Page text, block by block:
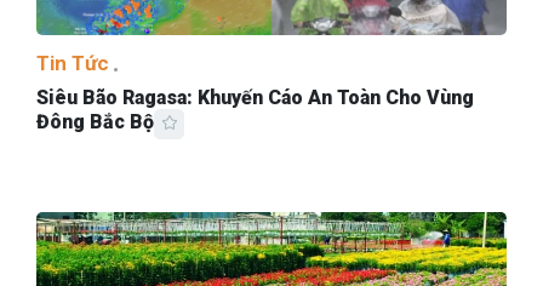
Tin Tức
Siêu Bão Ragasa: Khuyến Cáo An Toàn Cho Vùng
Đông Bắc Bộ